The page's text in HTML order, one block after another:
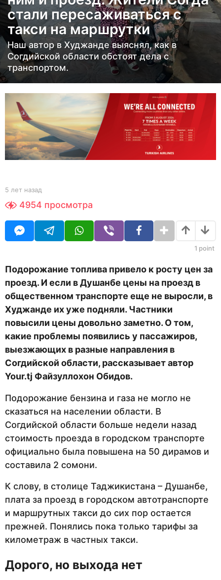
а
з
а
д
5
л
е
н
а
з
а
стали пересаживаться с
такси на маршрутки
Наш автор в Худжанде выяснял, как в
Согдийской области обстоят дела с
транспортом.
b
Y
O
R
5 лет назад
е
н
4954 просмотра
1 point
Подорожание топлива привело к росту цен за
проезд. И если в Душанбе цены на проезд в
общественном транспорте еще не выросли, в
Худжанде их уже подняли. Частники
повысили цены довольно заметно. О том,
какие проблемы появились у пассажиров,
выезжающих в разные направления в
Согдийской области, рассказывает автор
Your.tj Файзуллохон Обидов.
Подорожание бензина и газа не могло не
сказаться на населении области. В
Согдийской области больше недели назад
стоимость проезда в городском транспорте
официально была повышена на 50 дирамов и
составила 2 сомони.
К слову, в столице Таджикистана – Душанбе,
плата за проезд в городском автотранспорте
и маршрутных такси до сих пор остается
прежней. Понялись пока только тарифы за
километраж в частных такси.
Дорого, но выхода нет